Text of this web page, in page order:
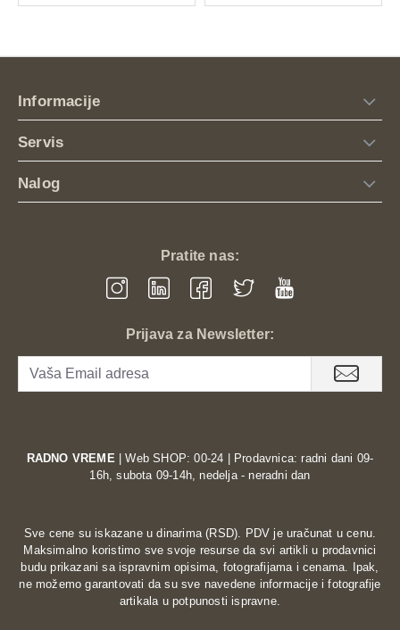
Informacije
Servis
Nalog
Pratite nas:
Prijava za Newsletter:
RADNO VREME| Web SHOP: 00-24 | Prodavnica: radni dani 09-
16h, subota 09-14h, nedelja - neradni dan
Sve cene su iskazane u dinarima (RSD). PDV je uračunat u cenu.
Maksimalno koristimo sve svoje resurse da svi artikli u prodavnici
budu prikazani sa ispravnim opisima, fotografijama i cenama. Ipak,
ne možemo garantovati da su sve navedene informacije i fotografije
artikala u potpunosti ispravne.